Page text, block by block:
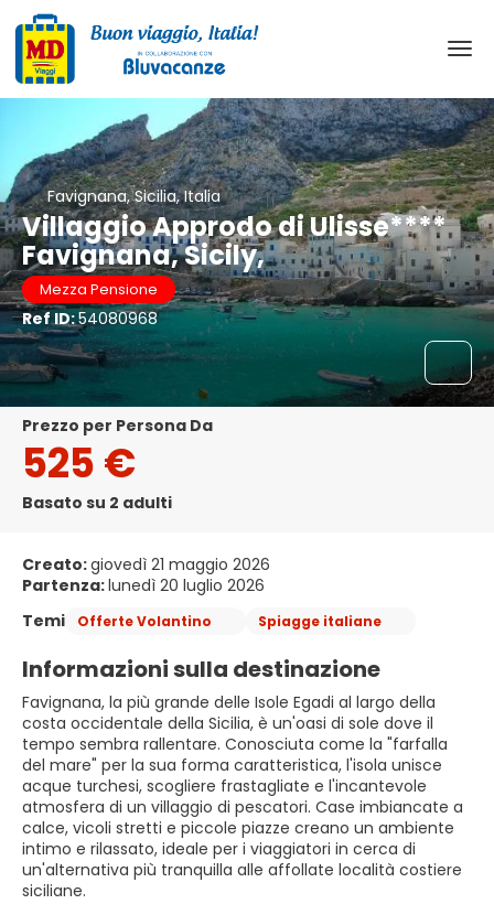
Favignana, Sicilia, Italia
Villaggio Approdo di Ulisse****
Favignana, Sicily,
Mezza Pensione
Ref ID:54080968
Prezzo per Persona Da
525 €
Basato su 2 adulti
Creato:giovedì 21 maggio 2026
Partenza:lunedì 20 luglio 2026
Temi
Offerte Volantino Spiagge italiane
Informazioni sulla destinazione
Favignana, la più grande delle Isole Egadi al largo della
costa occidentale della Sicilia, è un'oasi di sole dove il
tempo sembra rallentare. Conosciuta come la "farfalla
del mare" per la sua forma caratteristica, l'isola unisce
acque turchesi, scogliere frastagliate e l'incantevole
atmosfera di un villaggio di pescatori. Case imbiancate a
calce, vicoli stretti e piccole piazze creano un ambiente
intimo e rilassato, ideale per i viaggiatori in cerca di
un'alternativa più tranquilla alle affollate località costiere
siciliane.